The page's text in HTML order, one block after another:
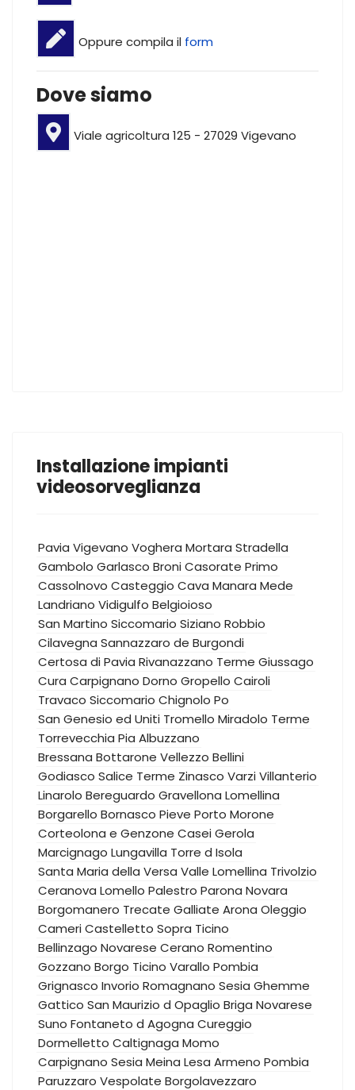
Oppure compila il form
Dove siamo
Viale agricoltura 125 - 27029 Vigevano
Installazione impianti
videosorveglianza
Pavia Vigevano Voghera Mortara Stradella
Gambolo Garlasco BroniCasorate Primo
Cassolnovo Casteggio Cava Manara Mede
Landriano Vidigulfo Belgioioso
San Martino Siccomario Siziano Robbio
Cilavegna Sannazzaro de Burgondi
Certosa di Pavia Rivanazzano Terme Giussago
Cura Carpignano Dorno Gropello Cairoli
Travaco Siccomario Chignolo Po
San Genesio ed Uniti Tromello Miradolo Terme
Torrevecchia Pia Albuzzano
Bressana Bottarone Vellezzo Bellini
Godiasco Salice Terme Zinasco VarziVillanterio
Linarolo Bereguardo Gravellona Lomellina
Borgarello Bornasco Pieve Porto Morone
Corteolona e Genzone Casei Gerola
Marcignago Lungavilla Torre d Isola
Santa Maria della Versa Valle Lomellina Trivolzio
Ceranova Lomello Palestro Parona Novara
Borgomanero Trecate Galliate Arona Oleggio
CameriCastelletto Sopra Ticino
Bellinzago Novarese Cerano Romentino
Gozzano Borgo Ticino Varallo Pombia
Grignasco Invorio Romagnano Sesia Ghemme
Gattico San Maurizio d Opaglio Briga Novarese
Suno Fontaneto d Agogna Cureggio
Dormelletto Caltignaga Momo
Carpignano Sesia Meina Lesa Armeno Pombia
Paruzzaro Vespolate Borgolavezzaro